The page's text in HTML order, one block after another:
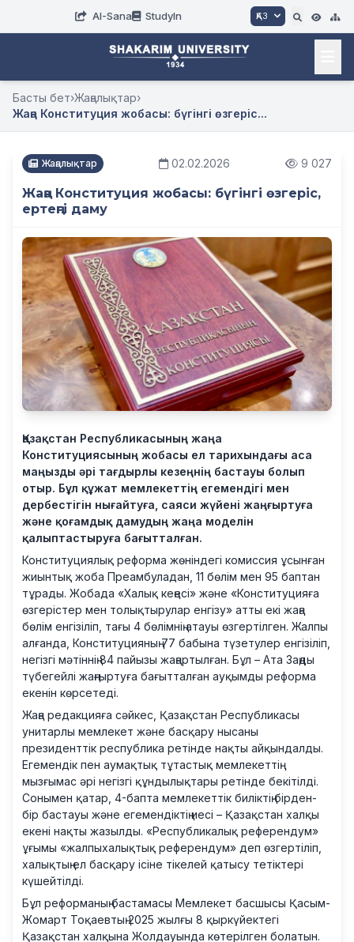
AI-Sana StudyIn ҚАЗ
Басты бет›Жаңалықтар›
Жаңа Конституция жобасы: бүгінгі өзгеріс...
Жаңалықтар 02.02.2026 9 027
Жаңа Конституция жобасы: бүгінгі өзгеріс,
ертеңгі даму
Қазақстан Республикасының жаңа
Конституциясының жобасы ел тарихындағы аса
маңызды әрі тағдырлы кезеңнің бастауы болып
отыр. Бұл құжат мемлекеттің егемендігі мен
дербестігін нығайтуға, саяси жүйені жаңғыртуға
және қоғамдық дамудың жаңа моделін
қалыптастыруға бағытталған.
Конституциялық реформа жөніндегі комиссия ұсынған
жиынтық жоба Преамбуладан, 11 бөлім мен 95 баптан
тұрады. Жобада «Халық кеңесі» және «Конституцияға
өзгерістер мен толықтырулар енгізу» атты екі жаңа
бөлім енгізіліп, тағы 4 бөлімнің атауы өзгертілген. Жалпы
алғанда, Конституцияның 77 бабына түзетулер енгізіліп,
негізгі мәтіннің 84 пайызы жаңартылған. Бұл – Ата Заңды
түбегейлі жаңғыртуға бағытталған ауқымды реформа
екенін көрсетеді.
Жаңа редакцияға сәйкес, Қазақстан Республикасы
унитарлы мемлекет және басқару нысаны
президенттік республика ретінде нақты айқындалды.
Егемендік пен аумақтық тұтастық мемлекеттің
мызғымас әрі негізгі құндылықтары ретінде бекітілді.
Сонымен қатар, 4-бапта мемлекеттік биліктің бірден-
бір бастауы және егемендіктің иесі – Қазақстан халқы
екені нақты жазылды. «Республикалық референдум»
ұғымы «жалпыхалықтық референдум» деп өзгертіліп,
халықтың ел басқару ісіне тікелей қатысу тетіктері
күшейтілді.
Бұл реформаның бастамасы Мемлекет басшысы Қасым-
Жомарт Тоқаевтың 2025 жылғы 8 қыркүйектегі
Қазақстан халқына Жолдауында көтерілген болатын.